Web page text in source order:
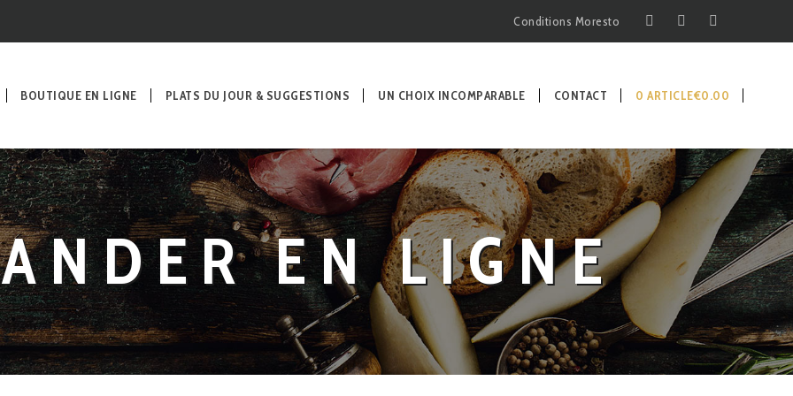
Conditions Moresto
BOUTIQUE EN LIGNE PLATS DU JOUR & SUGGESTIONS UN CHOIX INCOMPARABLE CONTACT 0 ARTICLE€0.00
EN LIGNE